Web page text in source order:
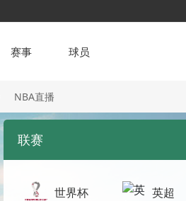
赛事 球员
NBA直播
联赛
世界杯 英超